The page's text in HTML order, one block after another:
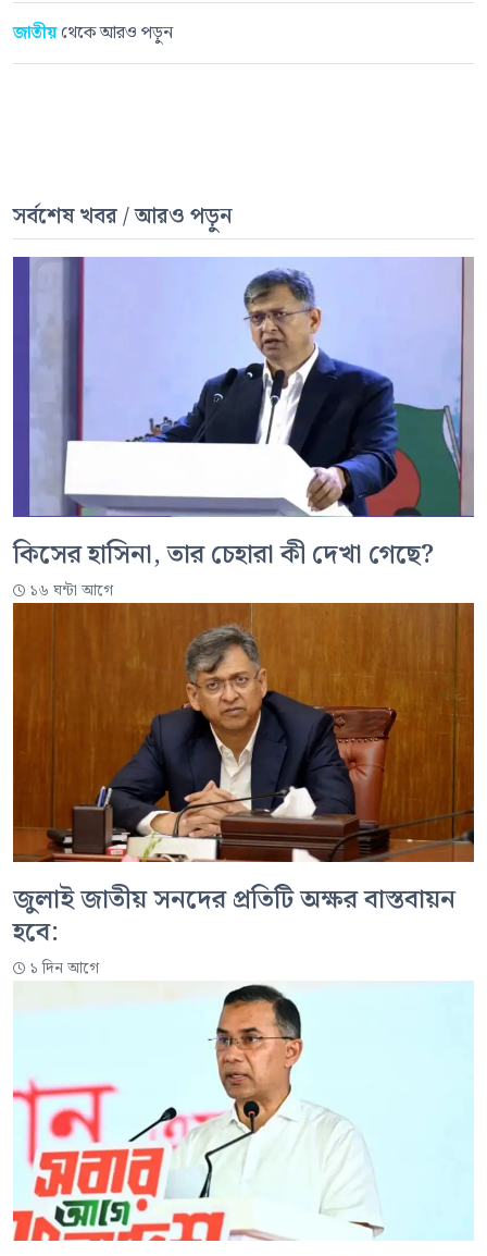
জাতীয়থেকে আরও পড়ুন
সর্বশেষ খবর / আরও পড়ুন
কিসের হাসিনা, তার চেহারা কী দেখা গেছে?
১৬ ঘন্টা আগে
জুলাই জাতীয় সনদের প্রতিটি অক্ষর বাস্তবায়ন
হবে:
১ দিন আগে